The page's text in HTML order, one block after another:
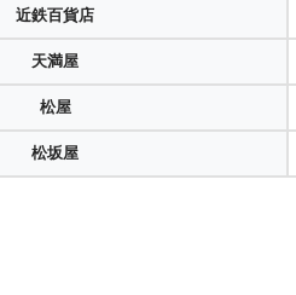
近鉄百貨店
天満屋
松屋
松坂屋